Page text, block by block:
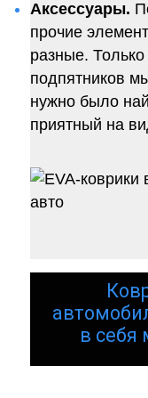
Аксессуары.
прочие
разные.
подпятников
нужно было
приятный на
в себя